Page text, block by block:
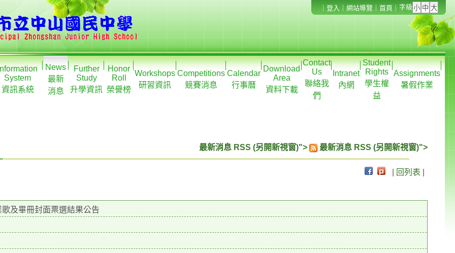
登入 網站導覽 首頁 字級
System
資訊系統
News
最新
消息
Further
Study
升學資訊
Honor
Roll
榮譽榜
Workshops
研習資訊
Competitions
競賽消息
Calendar
行事曆
Download
Area
資料下載
Contact
Us
聯絡我
們
Intranet
內網
Student
Rights
學生權
益
Assignments
暑假作業
最新消息 RSS (另開新視窗)"> 最新消息 RSS (另開新視窗)">
回列表
及畢冊封面票選結果公告